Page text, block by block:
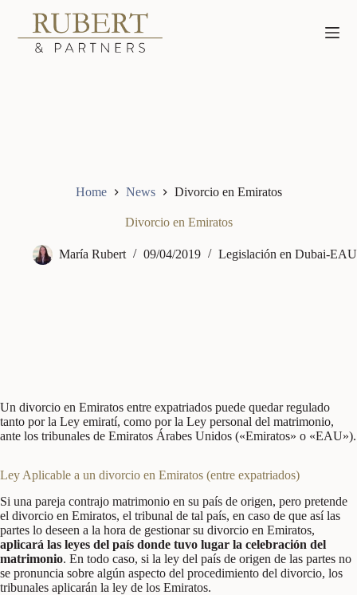
contenido
Home News Divorcio en Emiratos
Divorcio en Emiratos
María Rubert 09/04/2019 Legislación en Dubai-EAU
Un divorcio en Emiratos entre expatriados puede quedar regulado
tanto por la Ley emiratí, como por la Ley personal del matrimonio,
ante los tribunales de Emiratos Árabes Unidos («Emiratos» o «EAU»).
Ley Aplicable a un divorcio en Emiratos (entre expatriados)
Si una pareja contrajo matrimonio en su país de origen, pero pretende
el divorcio en Emiratos, el tribunal de tal país, en caso de que así las
partes lo deseen a la hora de gestionar su divorcio en Emiratos,
aplicará las leyes del país donde tuvo lugar la celebración del
matrimonio. En todo caso, si la ley del país de origen de las partes no
se pronuncia sobre algún aspecto del procedimiento del divorcio, los
tribunales aplicarán la ley de los Emiratos.